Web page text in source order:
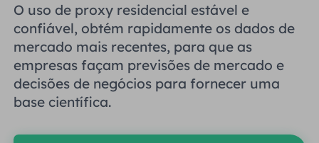
O uso de proxy residencial estável e
confiável, obtém rapidamente os dados de
mercado mais recentes, para que as
empresas façam previsões de mercado e
decisões de negócios para fornecer uma
base científica.